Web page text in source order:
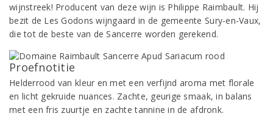
wijnstreek! Producent van deze wijn is Philippe Raimbault. Hij
bezit de Les Godons wijngaard in de gemeente Sury-en-Vaux,
die tot de beste van de Sancerre worden gerekend.
Proefnotitie
Helderrood van kleur en met een verfijnd aroma met florale
en licht gekruide nuances. Zachte, geurige smaak, in balans
met een fris zuurtje en zachte tannine in de afdronk.